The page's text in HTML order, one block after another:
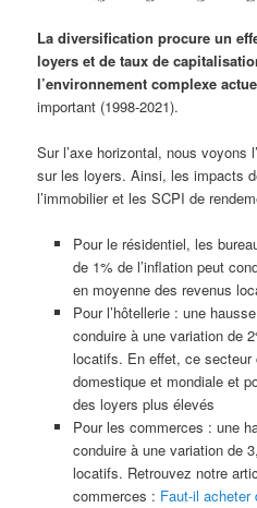
La diversification procure un
loyers et de taux de
l’environnement complexe
important (1998-2021).
Sur l’axe horizontal, nous voyons
sur les loyers. Ainsi, les impacts
l’immobilier et les SCPI de
Pour le résidentiel, les
de 1% de l’inflation peut
en moyenne des revenus
Pour l’hôtellerie : une
conduire à une variation de
locatifs. En effet, ce secteur
domestique et mondiale et
des loyers plus élevés
Pour les commerces : une
conduire à une variation de
locatifs. Retrouvez notre
commerces : Faut-il